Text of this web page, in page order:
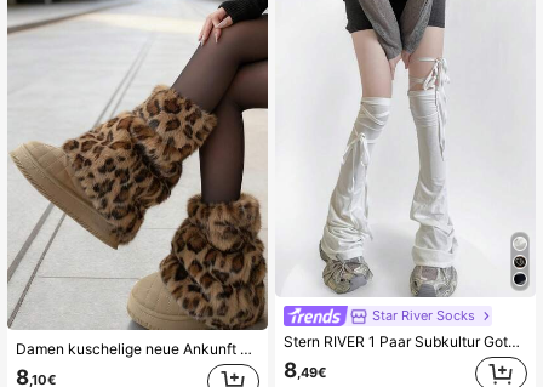
Damen kuschelige neue Ankunft Leoparden Muster Kunstfell Beinwärmer - Kantige Y2K Straßenmode Accessoire, flauschige Beinabdeckungen für den Winter
8,10€
Star River Socks
Stern RIVER 1 Paar Subkultur Gothic Stil Beinwärmer, Schwarz/Weiß Mode Schnürung Über-Knie Beinwärmer, asymmetrische ausgestellte Sockenabdeckungen
8,49€